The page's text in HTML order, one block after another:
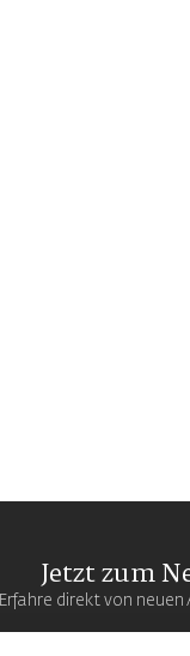
Jetzt zum
Erfahre direkt von